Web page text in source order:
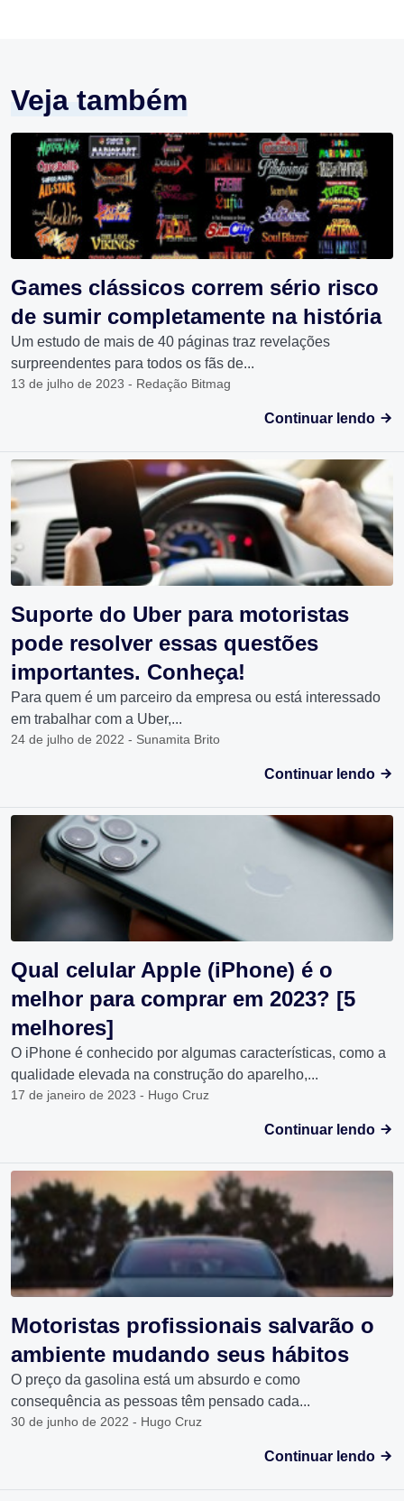
Veja também
Games clássicos correm sério risco
de sumir completamente na história
Um estudo de mais de 40 páginas traz revelações
surpreendentes para todos os fãs de...
13 de julho de 2023 - Redação Bitmag
Continuar lendo
Suporte do Uber para motoristas
pode resolver essas questões
importantes. Conheça!
Para quem é um parceiro da empresa ou está interessado
em trabalhar com a Uber,...
24 de julho de 2022 - Sunamita Brito
Continuar lendo
Qual celular Apple (iPhone) é o
melhor para comprar em 2023? [5
melhores]
O iPhone é conhecido por algumas características, como a
qualidade elevada na construção do aparelho,...
17 de janeiro de 2023 - Hugo Cruz
Continuar lendo
Motoristas profissionais salvarão o
ambiente mudando seus hábitos
O preço da gasolina está um absurdo e como
consequência as pessoas têm pensado cada...
30 de junho de 2022 - Hugo Cruz
Continuar lendo